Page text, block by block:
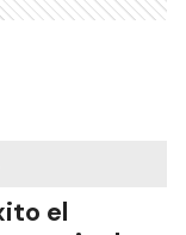
el